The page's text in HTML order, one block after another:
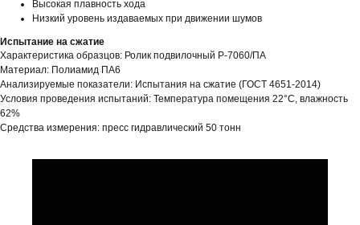
Высокая плавность хода
Низкий уровень издаваемых при движении шумов
Испытание на сжатие
Характеристика образцов: Ролик подвилочный Р-7060/ПА
Материал: Полиамид ПА6
Анализируемые показатели: Испытания на сжатие (ГОСТ 4651-2014)
Условия проведения испытаний: Температура помещения 22°C, влажность
62%
Средства измерения: пресс гидравлический 50 тонн